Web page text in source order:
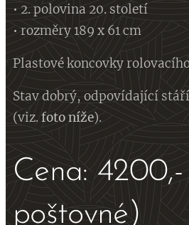
• 2. polovina 20. století
• rozměry 189 x 61 cm
Plastové koncovky
Stav dobrý, odpovídající
(viz. fotoníže).
Cena:
poštovné)